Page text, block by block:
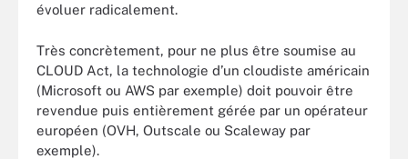
évoluer radicalement.
Très concrètement, pour ne plus être soumise au
CLOUD Act, la technologie d’un cloudiste américain
(Microsoft ou AWS par exemple) doit pouvoir être
revendue puis entièrement gérée par un opérateur
européen (OVH, Outscale ou Scaleway par
exemple).